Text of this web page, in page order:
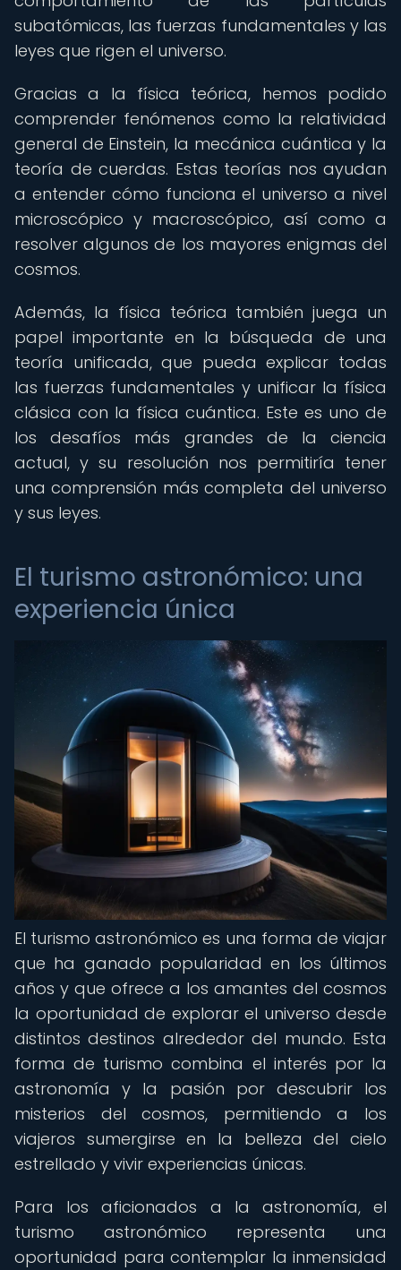
subatómicas, las fuerzas fundamentales y las
leyes que rigen el universo.
Gracias a la física teórica, hemos podido
comprender fenómenos como la relatividad
general de Einstein, la mecánica cuántica y la
teoría de cuerdas. Estas teorías nos ayudan
a entender cómo funciona el universo a nivel
microscópico y macroscópico, así como a
resolver algunos de los mayores enigmas del
cosmos.
Además, la física teórica también juega un
papel importante en la búsqueda de una
teoría unificada, que pueda explicar todas
las fuerzas fundamentales y unificar la física
clásica con la física cuántica. Este es uno de
los desafíos más grandes de la ciencia
actual, y su resolución nos permitiría tener
una comprensión más completa del universo
y sus leyes.
El turismo astronómico: una
experiencia única
El turismo astronómico es una forma de viajar
que ha ganado popularidad en los últimos
años y que ofrece a los amantes del cosmos
la oportunidad de explorar el universo desde
distintos destinos alrededor del mundo. Esta
forma de turismo combina el interés por la
astronomía y la pasión por descubrir los
misterios del cosmos, permitiendo a los
viajeros sumergirse en la belleza del cielo
estrellado y vivir experiencias únicas.
Para los aficionados a la astronomía, el
turismo astronómico representa una
oportunidad para contemplar la inmensidad